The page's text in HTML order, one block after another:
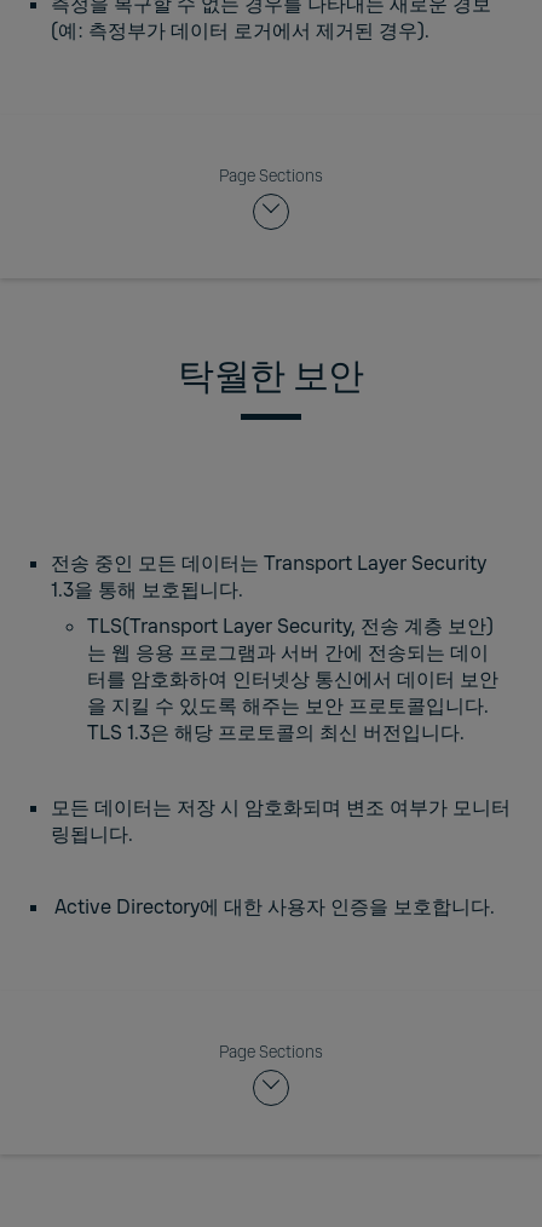
(예: 측정부가 데이터 로거에서 제거된 경우).
Page Sections
탁월한 보안
전송 중인 모든 데이터는 Transport Layer Security
1.3을 통해 보호됩니다.
TLS(Transport Layer Security, 전송 계층 보안)
는 웹 응용 프로그램과 서버 간에 전송되는 데이
터를 암호화하여 인터넷상 통신에서 데이터 보안
을 지킬 수 있도록 해주는 보안 프로토콜입니다.
TLS 1.3은 해당 프로토콜의 최신 버전입니다.
모든 데이터는 저장 시 암호화되며 변조 여부가 모니터
링됩니다.
Active Directory에 대한 사용자 인증을 보호합니다.
Page Sections